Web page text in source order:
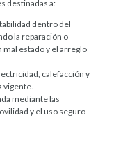
destinadas a:
dentro del
la reparación o
estado y el arreglo
calefacción y
vigente.
mediante las
y el uso seguro